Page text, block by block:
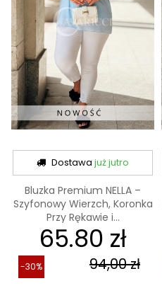
Dostawajuż jutro
Bluzka Premium NELLA –
Szyfonowy Wierzch, Koronka
Przy Rękawie i...
65.80 zł
94,00 zł
-30%